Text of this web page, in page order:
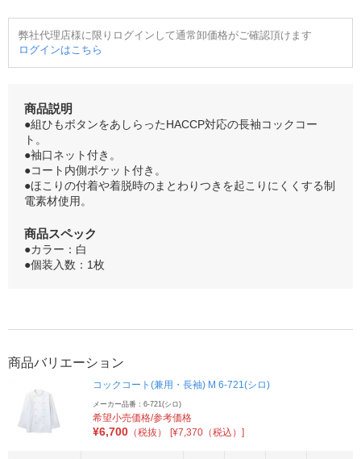
弊社代理店様に限りログインして通常卸価格がご確認頂けます
ログインはこちら
商品説明
●組ひもボタンをあしらったHACCP対応の長袖コックコー
ト。
●袖口ネット付き。
●コート内側ポケット付き。
●ほこりの付着や着脱時のまとわりつきを起こりにくくする制
電素材使用。
商品スペック
●カラー：白
●個装入数：1枚
商品バリエーション
コックコート(兼用・長袖) M 6-721(シロ)
メーカー品番：6-721(シロ)
希望小売価格/参考価格
¥6,700 （税抜） [¥7,370（税込）]